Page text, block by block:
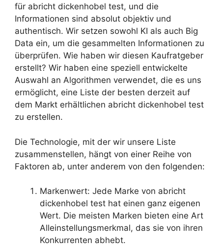
für abricht dickenhobel test, und die
Informationen sind absolut objektiv und
authentisch. Wir setzen sowohl KI als auch Big
Data ein, um die gesammelten Informationen zu
überprüfen. Wie haben wir diesen Kaufratgeber
erstellt? Wir haben eine speziell entwickelte
Auswahl an Algorithmen verwendet, die es uns
ermöglicht, eine Liste der besten derzeit auf
dem Markt erhältlichen abricht dickenhobel test
zu erstellen.
Die Technologie, mit der wir unsere Liste
zusammenstellen, hängt von einer Reihe von
Faktoren ab, unter anderem von den folgenden:
Markenwert: Jede Marke von abricht
dickenhobel test hat einen ganz eigenen
Wert. Die meisten Marken bieten eine Art
Alleinstellungsmerkmal, das sie von ihren
Konkurrenten abhebt.